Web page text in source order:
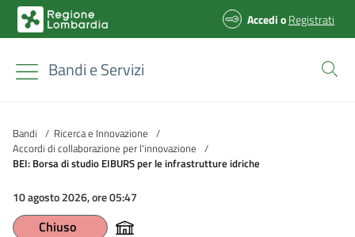
AccedioRegistrati
Bandi e Servizi
Bandi / Ricerca e Innovazione /
Accordi di collaborazione per l'innovazione /
BEI: Borsa di studio EIBURS per le infrastrutture idriche
10 agosto 2026, ore 05:47
Chiuso